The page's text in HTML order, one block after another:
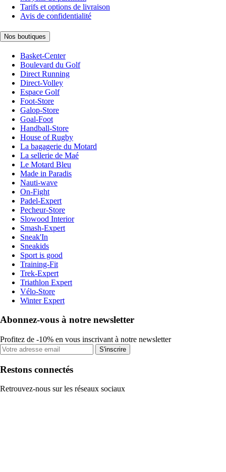
Tarifs et options de livraison
Avis de confidentialité
Nos boutiques
Basket-Center
Boulevard du Golf
Direct Running
Direct-Volley
Espace Golf
Foot-Store
Galop-Store
Goal-Foot
Handball-Store
House of Rugby
La bagagerie du Motard
La sellerie de Maé
Le Motard Bleu
Made in Paradis
Nauti-wave
On-Fight
Padel-Expert
Pecheur-Store
Slowood Interior
Smash-Expert
Sneak'In
Sneakids
Sport is good
Training-Fit
Trek-Expert
Triathlon Expert
Vélo-Store
Winter Expert
Abonnez-vous à notre newsletter
Profitez de -10% en vous inscrivant à notre newsletter
S'inscrire
Restons connectés
Retrouvez-nous sur les réseaux sociaux